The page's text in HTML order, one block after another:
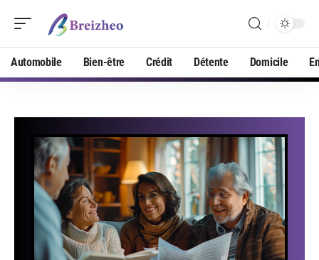
Automobile Bien-être Crédit Détente Domicile